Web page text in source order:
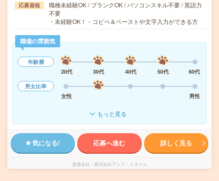
応募資格
職種未経験OK / ブランクOK / パソコンスキル不要 / 英語力
不要
・未経験OK！・コピペ＆ペーストや文字入力ができる方
職場の雰囲気
年齢層
20代
30代 40代 50代
60代
男女比率
女性
男性
もっと見る
気になる! 応募へ進む 詳しく見る
派遣会社 株式会社アンフ・スタイル